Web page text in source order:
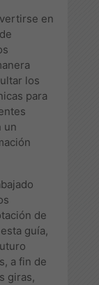
en
los
para
un
de
guía,
a fin de
giras,